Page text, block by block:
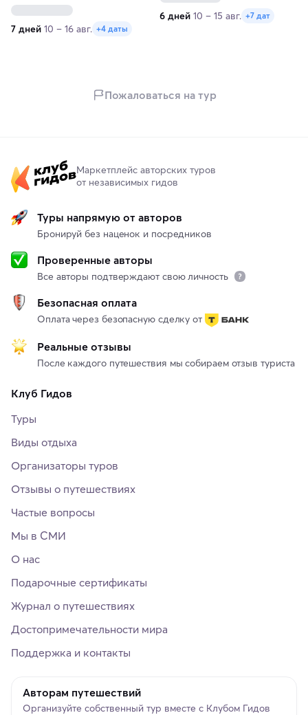
северное погружение за 7
7 дней 10 – 16 авг. +4 даты
6 дней 10 – 15 авг. +7 дат
Пожаловаться на тур
Маркетплейс авторских туров
от независимых гидов
Туры напрямую от авторов
Бронируй без наценок и посредников
Проверенные авторы
Все авторы подтверждают свою личность
Безопасная оплата
Оплата через безопасную сделку от
Реальные отзывы
После каждого путешествия мы собираем отзыв туриста
Клуб Гидов
Туры
Виды отдыха
Организаторы туров
Отзывы о путешествиях
Частые вопросы
Мы в СМИ
О нас
Подарочные сертификаты
Журнал о путешествиях
Достопримечательности мира
Поддержка и контакты
Авторам путешествий
Организуйте собственный тур вместе с Клубом Гидов